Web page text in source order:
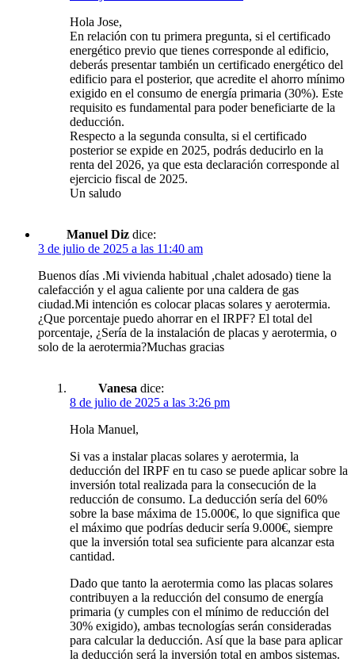
Hola Jose,
En relación con tu primera pregunta, si el certificado
energético previo que tienes corresponde al edificio,
deberás presentar también un certificado energético del
edificio para el posterior, que acredite el ahorro mínimo
exigido en el consumo de energía primaria (30%). Este
requisito es fundamental para poder beneficiarte de la
deducción.
Respecto a la segunda consulta, si el certificado
posterior se expide en 2025, podrás deducirlo en la
renta del 2026, ya que esta declaración corresponde al
ejercicio fiscal de 2025.
Un saludo
Manuel Diz dice:
3 de julio de 2025 a las 11:40 am
Buenos días .Mi vivienda habitual ,chalet adosado) tiene la
calefacción y el agua caliente por una caldera de gas
ciudad.Mi intención es colocar placas solares y aerotermia.
¿Que porcentaje puedo ahorrar en el IRPF? El total del
porcentaje, ¿Sería de la instalación de placas y aerotermia, o
solo de la aerotermia?Muchas gracias
Vanesa dice:
8 de julio de 2025 a las 3:26 pm
Hola Manuel,
Si vas a instalar placas solares y aerotermia, la
deducción del IRPF en tu caso se puede aplicar sobre la
inversión total realizada para la consecución de la
reducción de consumo. La deducción sería del 60%
sobre la base máxima de 15.000€, lo que significa que
el máximo que podrías deducir sería 9.000€, siempre
que la inversión total sea suficiente para alcanzar esta
cantidad.
Dado que tanto la aerotermia como las placas solares
contribuyen a la reducción del consumo de energía
primaria (y cumples con el mínimo de reducción del
30% exigido), ambas tecnologías serán consideradas
para calcular la deducción. Así que la base para aplicar
la deducción será la inversión total en ambos sistemas.